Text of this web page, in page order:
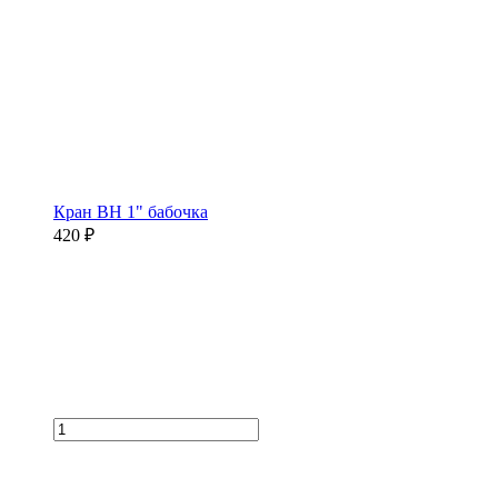
Кран ВН 1" бабочка
420 ₽